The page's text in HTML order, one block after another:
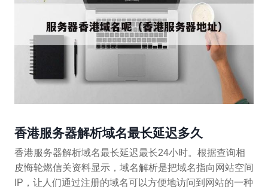
香港服务器解析域名最长延迟多久
香港服务器解析域名最长延迟最长24小时。根据查询相
皮悔轮燃信关资料显示，域名解析是把域名指向网站空间
IP，让人们通过注册的域名可以方便地访问到网站的一种